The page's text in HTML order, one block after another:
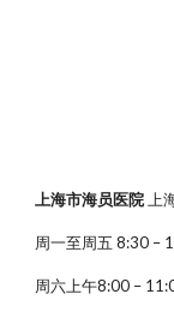
上海市海员医院 上
周一至周五 8:30 –
周六上午8:00 –